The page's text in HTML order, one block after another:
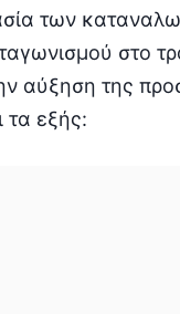
των
στο
αύξηση της
τα εξής: